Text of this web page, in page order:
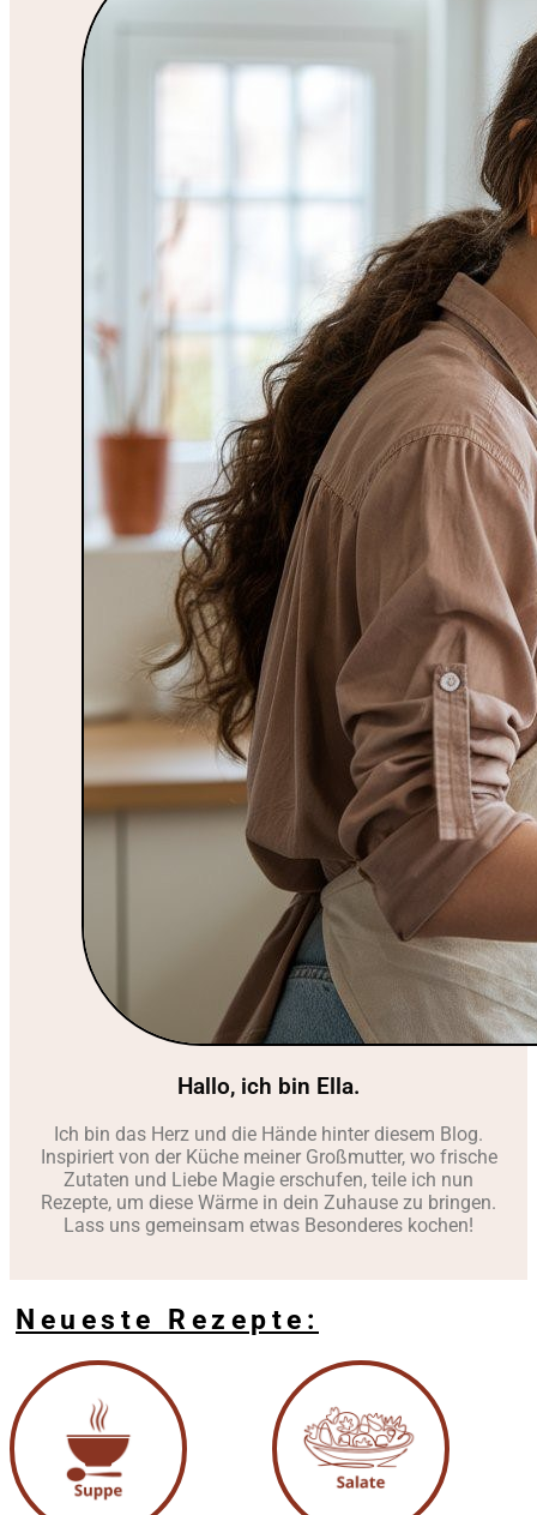
Hallo, ich bin Ella.
Ich bin das Herz und die Hände hinter diesem Blog.
Inspiriert von der Küche meiner Großmutter, wo frische
Zutaten und Liebe Magie erschufen, teile ich nun
Rezepte, um diese Wärme in dein Zuhause zu bringen.
Lass uns gemeinsam etwas Besonderes kochen!
Neueste Rezepte: